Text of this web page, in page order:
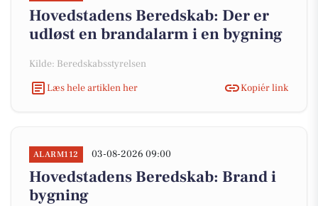
Hovedstadens Beredskab: Der er
udløst en brandalarm i en bygning
Kilde: Beredskabsstyrelsen
Læs hele artiklen her
Kopiér link
ALARM112 03-08-2026 09:00
Hovedstadens Beredskab: Brand i
bygning